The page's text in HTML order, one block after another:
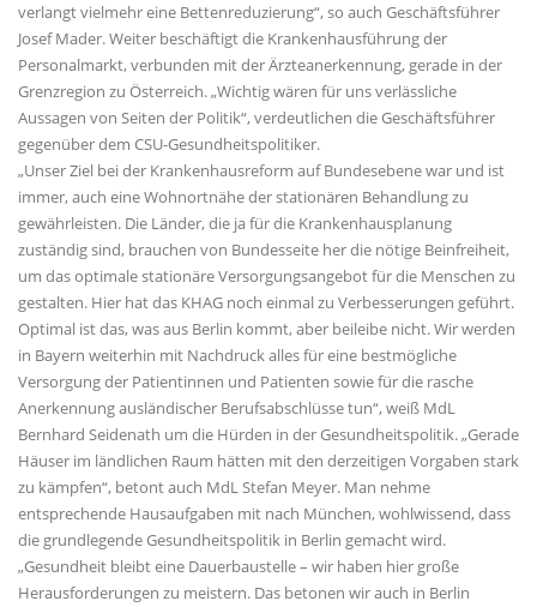
verlangt vielmehr eine Bettenreduzierung“, so auch Geschäftsführer
Josef Mader. Weiter beschäftigt die Krankenhausführung der
Personalmarkt, verbunden mit der Ärzteanerkennung, gerade in der
Grenzregion zu Österreich. „Wichtig wären für uns verlässliche
Aussagen von Seiten der Politik“, verdeutlichen die Geschäftsführer
gegenüber dem CSU-Gesundheitspolitiker.
Unser Ziel bei der Krankenhausreform auf Bundesebene war und ist
immer, auch eine Wohnortnähe der stationären Behandlung zu
gewährleisten. Die Länder, die ja für die Krankenhausplanung
zuständig sind, brauchen von Bundesseite her die nötige Beinfreiheit,
um das optimale stationäre Versorgungsangebot für die Menschen zu
gestalten. Hier hat das KHAG noch einmal zu Verbesserungen geführt.
Optimal ist das, was aus Berlin kommt, aber beileibe nicht. Wir werden
in Bayern weiterhin mit Nachdruck alles für eine bestmögliche
Versorgung der Patientinnen und Patienten sowie für die rasche
Anerkennung ausländischer Berufsabschlüsse tun“, weiß MdL
Bernhard Seidenath um die Hürden in der Gesundheitspolitik. „Gerade
Häuser im ländlichen Raum hätten mit den derzeitigen Vorgaben stark
zu kämpfen“, betont auch MdL Stefan Meyer. Man nehme
entsprechende Hausaufgaben mit nach München, wohlwissend, dass
die grundlegende Gesundheitspolitik in Berlin gemacht wird.
Gesundheit bleibt eine Dauerbaustelle – wir haben hier große
Herausforderungen zu meistern. Das betonen wir auch in Berlin